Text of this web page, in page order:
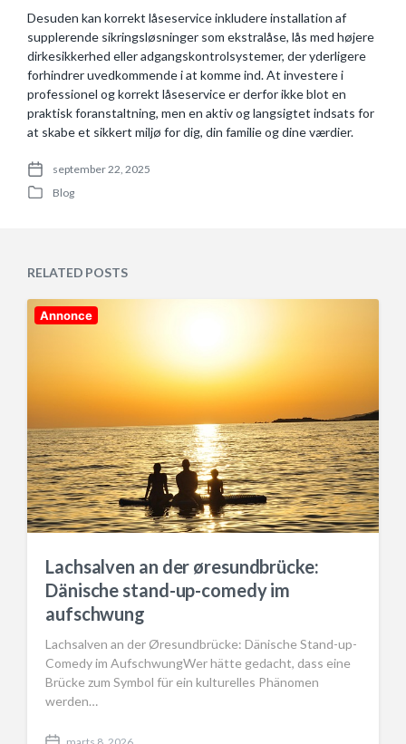
Desuden kan korrekt låseservice inkludere installation af
supplerende sikringsløsninger som ekstralåse, lås med højere
dirkesikkerhed eller adgangskontrolsystemer, der yderligere
forhindrer uvedkommende i at komme ind. At investere i
professionel og korrekt låseservice er derfor ikke blot en
praktisk foranstaltning, men en aktiv og langsigtet indsats for
at skabe et sikkert miljø for dig, din familie og dine værdier.
P
t
september 22, 2025
P
d
i
Blog
RELATED POSTS
Annonce
Lachsalven an der øresundbrücke:
Dänische stand-up-comedy im
aufschwung
Lachsalven an der Øresundbrücke: Dänische Stand-up-
Comedy im AufschwungWer hätte gedacht, dass eine
Brücke zum Symbol für ein kulturelles Phänomen
werden…